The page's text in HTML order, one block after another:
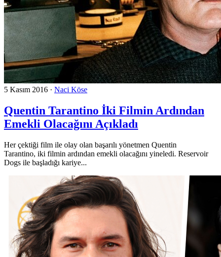
5 Kasım 2016 · Naci Köse
Quentin Tarantino İki Filmin Ardından
Emekli Olacağını Açıkladı
Her çektiği film ile olay olan başarılı yönetmen Quentin
Tarantino, iki filmin ardından emekli olacağını yineledi. Reservoir
Dogs ile başladığı kariye...